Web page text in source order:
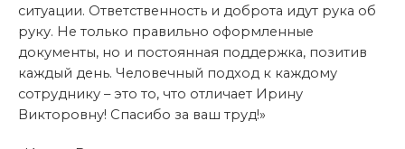
ситуации. Ответственность и доброта идут рука об
руку. Не только правильно оформленные
документы, но и постоянная поддержка, позитив
каждый день. Человечный подход к каждому
сотруднику – это то, что отличает Ирину
Викторовну! Спасибо за ваш труд!»